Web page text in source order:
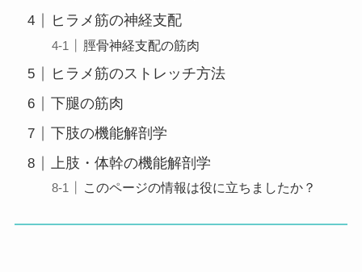
ヒラメ筋の神経支配
脛骨神経支配の筋肉
ヒラメ筋のストレッチ方法
下腿の筋肉
下肢の機能解剖学
上肢・体幹の機能解剖学
このページの情報は役に立ちましたか？